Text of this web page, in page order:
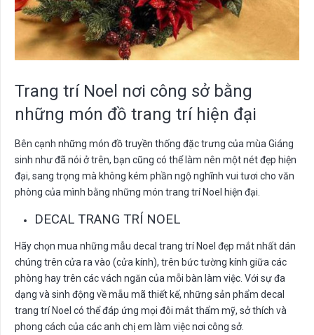
Trang trí Noel nơi công sở bằng
những món đồ trang trí hiện đại
Bên cạnh những món đồ truyền thống đặc trưng của mùa Giáng
sinh như đã nói ở trên, bạn cũng có thể làm nên một nét đẹp hiện
đại, sang trọng mà không kém phần ngộ nghĩnh vui tươi cho văn
phòng của mình bằng những món trang trí Noel hiện đại.
DECAL TRANG TRÍ NOEL
Hãy chọn mua những mẫu decal trang trí Noel đẹp mắt nhất dán
chúng trên cửa ra vào (cửa kính), trên bức tường kính giữa các
phòng hay trên các vách ngăn của mỗi bàn làm việc. Với sự đa
dạng và sinh động về mẫu mã thiết kế, những sản phẩm decal
trang trí Noel có thể đáp ứng mọi đôi mắt thẩm mỹ, sở thích và
phong cách của các anh chị em làm việc nơi công sở.